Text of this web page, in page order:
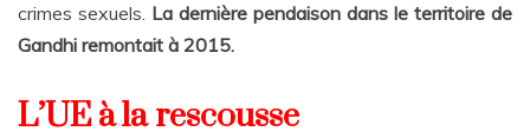
crimes sexuels. La dernière pendaison dans le territoire de
Gandhi remontait à 2015.
L’UE à la rescousse